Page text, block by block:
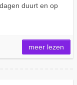
duurt en op
meer lezen